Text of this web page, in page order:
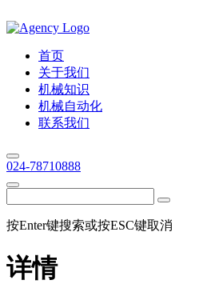
首页
关于我们
机械知识
机械自动化
联系我们
024-78710888
按Enter键搜索或按ESC键取消
详情